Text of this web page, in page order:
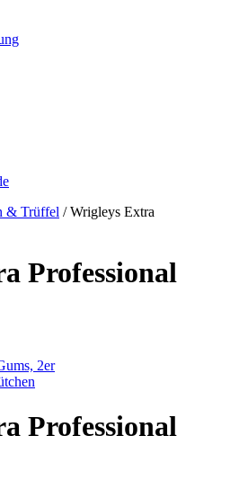
& Trüffel /Wrigleys Extra
Professional
2er
Professional